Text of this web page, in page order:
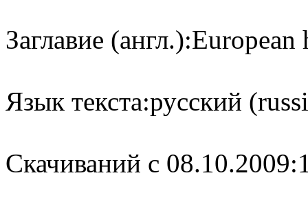
Заглавие (англ.):European
Язык текста:русский
Cкачиваний с 08.10.2009: